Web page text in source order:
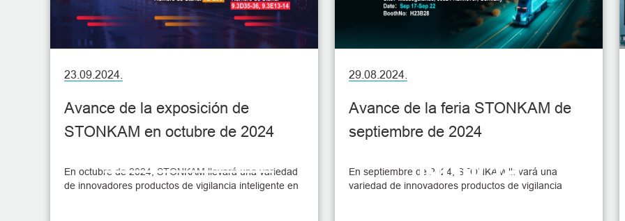
Noticia
23.09.2024.
Avance de la exposición de
STONKAM en octubre de 2024
En octubre de 2024, STONKAM llevará una variedad
de innovadores productos de vigilancia inteligente en
29.08.2024.
Avance de la feria STONKAM de
septiembre de 2024
En septiembre de 2024, STONKAM llevará una
variedad de innovadores productos de vigilancia